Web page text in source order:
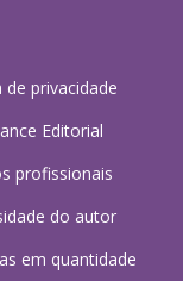
de privacidade
Editorial
profissionais
do autor
em quantidade